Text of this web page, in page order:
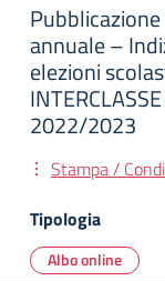
Pubblicazione
annuale –
elezioni
2022/2023
Stampa /
Tipologia
Albo online